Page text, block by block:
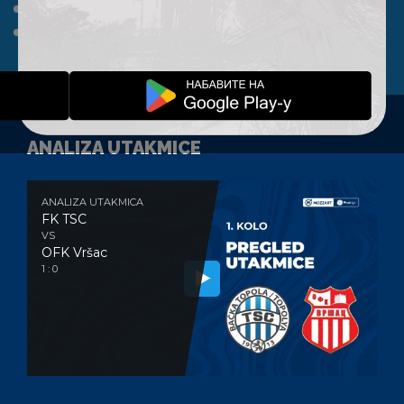
ANALIZA UTAKMICE
ANALIZA UTAKMICA
FK TSC
VS
OFK Vršac
1 : 0